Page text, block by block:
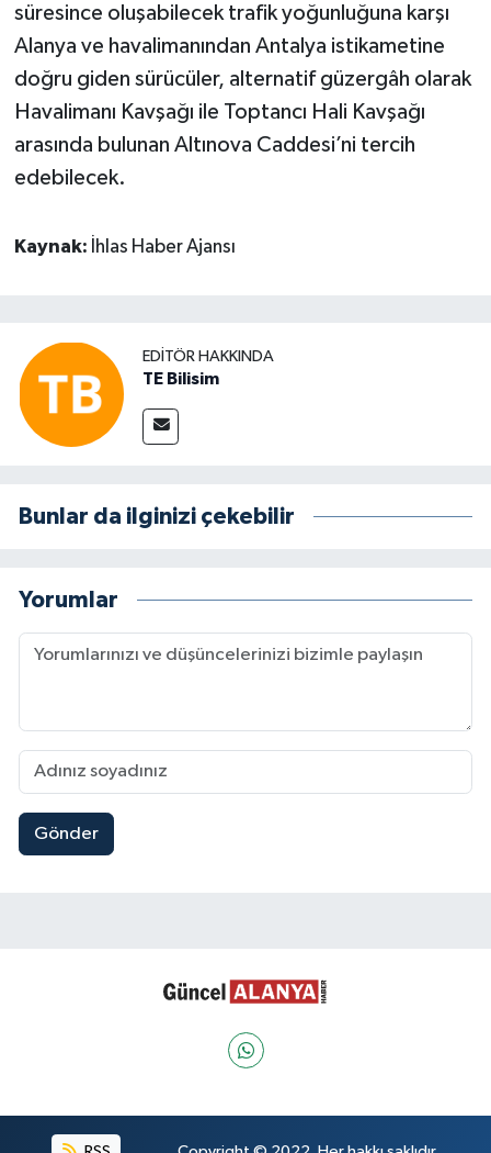
süresince oluşabilecek trafik yoğunluğuna karşı
Alanya ve havalimanından Antalya istikametine
doğru giden sürücüler, alternatif güzergâh olarak
Havalimanı Kavşağı ile Toptancı Hali Kavşağı
arasında bulunan Altınova Caddesi’ni tercih
edebilecek.
Kaynak: İhlas Haber Ajansı
EDITÖR HAKKINDA
TE Bilisim
Bunlar da ilginizi çekebilir
Yorumlar
Gönder